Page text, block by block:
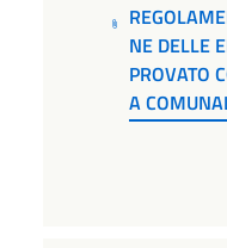
NE DELLE
PROVATO
A